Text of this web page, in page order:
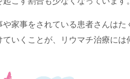
家事をされている患者さんは
いくことが、リウマチ治療には